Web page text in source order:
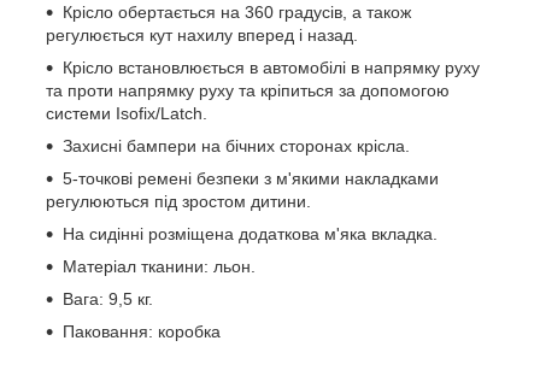
Крісло обертається на 360 градусів, а також
регулюється кут нахилу вперед і назад.
Крісло встановлюється в автомобілі в напрямку руху
та проти напрямку руху та кріпиться за допомогою
системи Isofix/Latch.
Захисні бампери на бічних сторонах крісла.
5-точкові ремені безпеки з м'якими накладками
регулюються під зростом дитини.
На сидінні розміщена додаткова м'яка вкладка.
Матеріал тканини: льон.
Вага: 9,5 кг.
Паковання: коробка